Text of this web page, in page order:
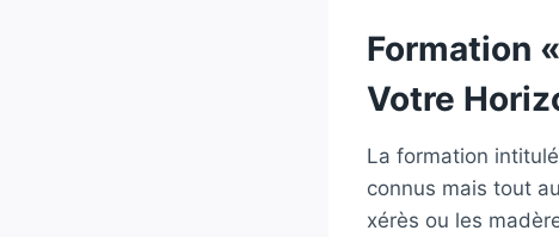
Formation
Votre
La formation
connus mais tout
xérès ou les